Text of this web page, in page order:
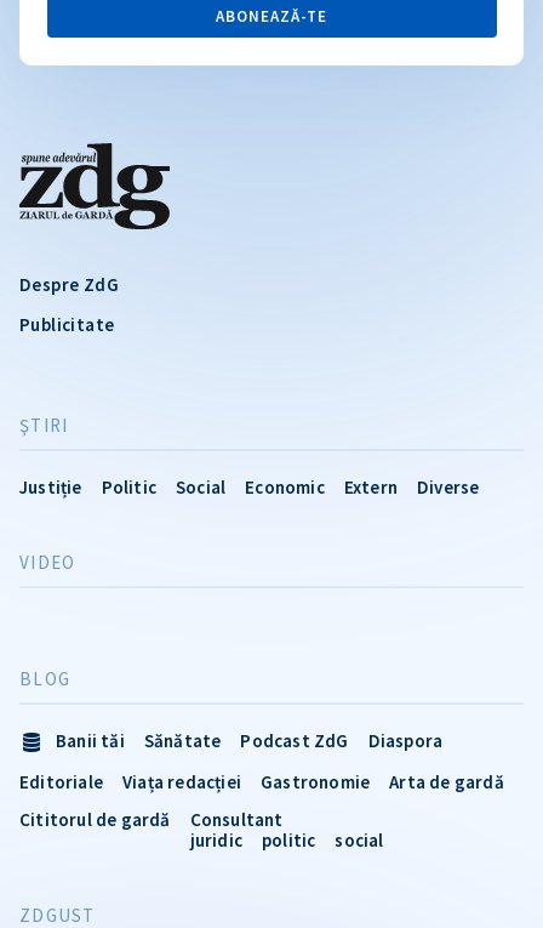
Despre ZdG
Publicitate
ŞTIRI
Justiție Politic Social Economic Extern Diverse
VIDEO
BLOG
Banii tăi Sănătate Podcast ZdG
Diaspora
Editoriale
Viața redacției Gastronomie
Arta de gardă
Cititorul de gardă
Consultant
juridic
politic social
ZDGUST
ABONEAZĂ-TE